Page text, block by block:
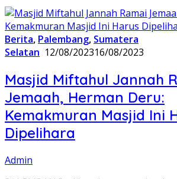
Berita, Palembang, Sumatera
Selatan 12/08/202316/08/2023
Masjid Miftahul Jannah
Jemaah, Herman Deru:
Kemakmuran Masjid Ini
Dipelihara
Admin